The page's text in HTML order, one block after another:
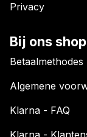
Privacy
Bij ons
Betaalmethodes
Algemene
Klarna - FAQ